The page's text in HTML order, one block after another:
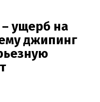
ущерб на
джипинг